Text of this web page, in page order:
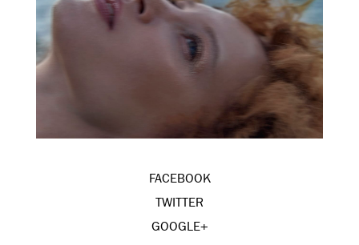
FACEBOOK
TWITTER
GOOGLE+